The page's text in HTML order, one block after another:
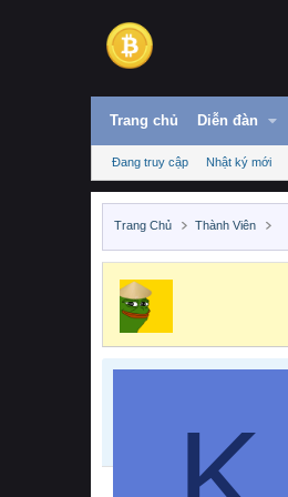
Trang chủ Diễn đàn
Đang truy cập Nhật ký mới
Trang Chủ Thành Viên